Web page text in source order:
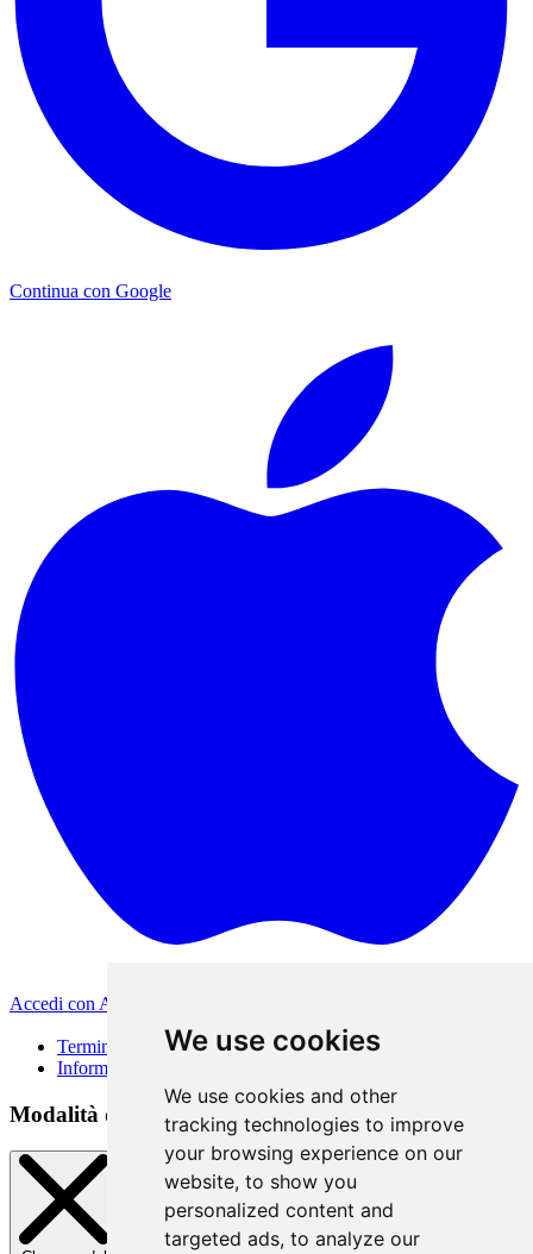
We use cookies
We use cookies and other
tracking technologies to improve
your browsing experience on our
website, to show you
personalized content and
targeted ads, to analyze our
Continua con Google
Accedi con Apple
Termini di Utilizzo
Informativa sulla privacy
Modalità di accesso